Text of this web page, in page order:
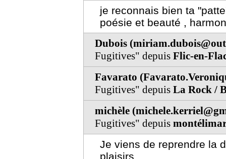
je reconnais bien ta
poésie et beauté ,
Dubois
Fugitives" depuis Flic-en-
Favarato
Fugitives" depuis La Rock /
michèle
Fugitives" depuis
Je viens de reprendre la
plaisirs